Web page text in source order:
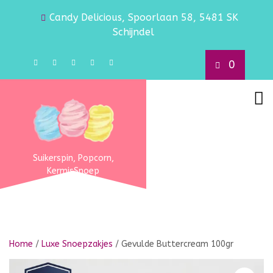
Candy Delicious, Spoorlaan 58, 5481 SK
Schijndel
0
Suikerspin, Popcorn,
KermisSnoep
Home / Luxe Snoepzakjes / Gevulde Buttercream 100gr